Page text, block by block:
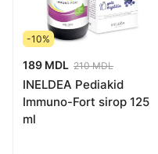
-10%
189 MDL 210 MDL
INELDEA Pediakid
Immuno-Fort sirop 125
ml